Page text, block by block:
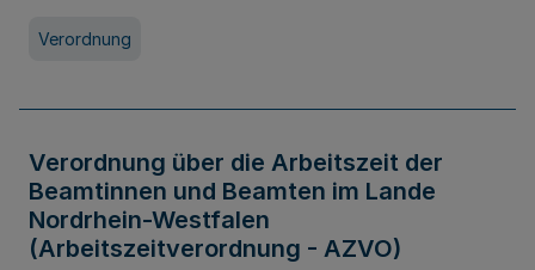
Verordnung
Verordnung über die Arbeitszeit der
Beamtinnen und Beamten im Lande
Nordrhein-Westfalen
(Arbeitszeitverordnung - AZVO)